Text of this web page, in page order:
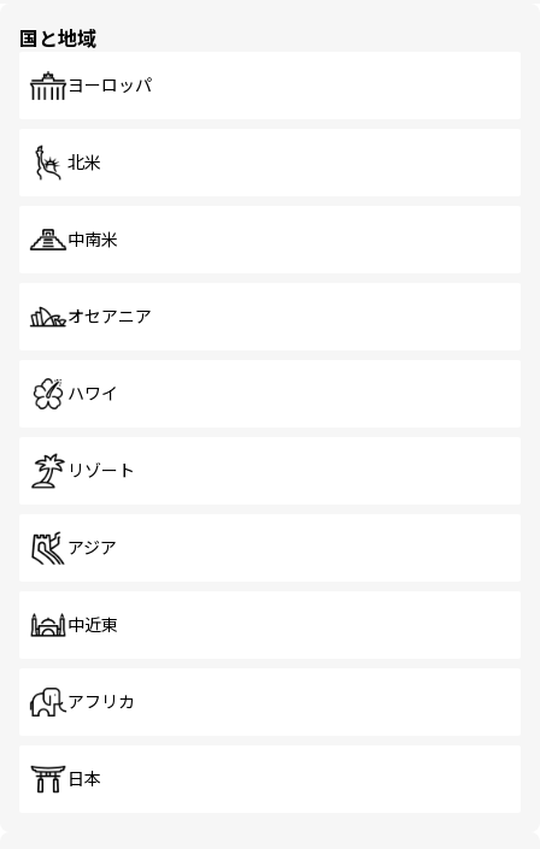
で、ホーカーズは地元の風情を楽しめる外せないスポット
国と地域
ヨーロッパ
北米
中南米
オセアニア
ハワイ
リゾート
アジア
中近東
アフリカ
日本